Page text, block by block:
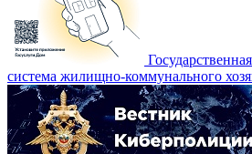
система жилищно-коммунального